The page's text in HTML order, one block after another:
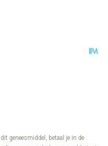
geneesmiddel, betaal je in de